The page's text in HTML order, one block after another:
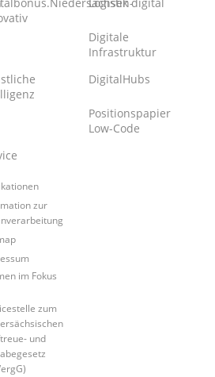
Digitale
Infrastruktur
DigitalHubs
Positionspapier
Low-Code
zur
im Fokus
zum
und